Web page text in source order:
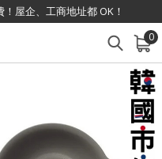
屋企、工商地址都 OK！
0
查看